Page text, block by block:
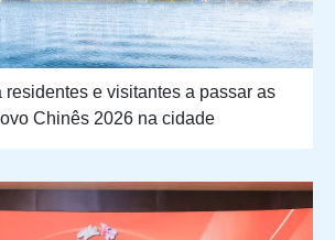
e visitantes a passar as
Chinês 2026 na cidade